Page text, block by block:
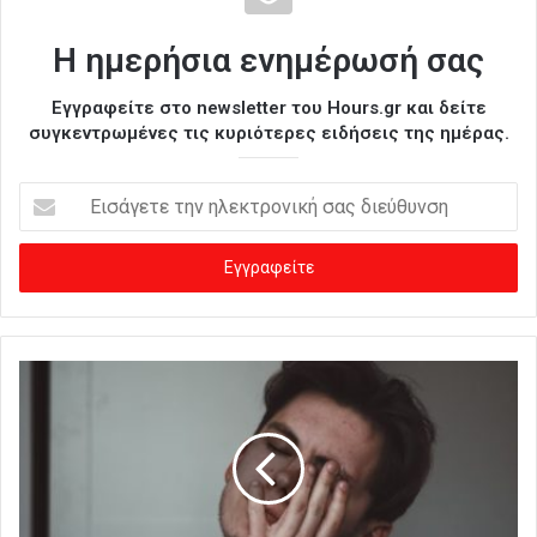
Η ημερήσια ενημέρωσή σας
Εγγραφείτε στο newsletter του Hours.gr και δείτε
συγκεντρωμένες τις κυριότερες ειδήσεις της ημέρας.
σ
γ
ε